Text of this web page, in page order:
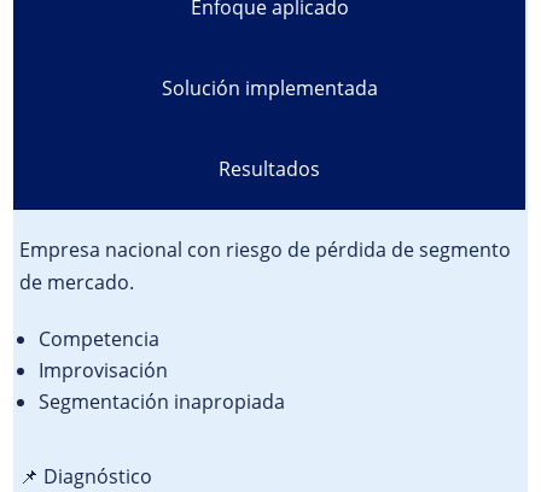
Enfoque aplicado
Solución implementada
Resultados
Empresa nacional con riesgo de pérdida de segmento
de mercado.
Competencia
Improvisación
Segmentación inapropiada
📌 Diagnóstico